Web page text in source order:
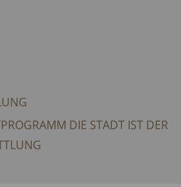
DIE STADT IST DER